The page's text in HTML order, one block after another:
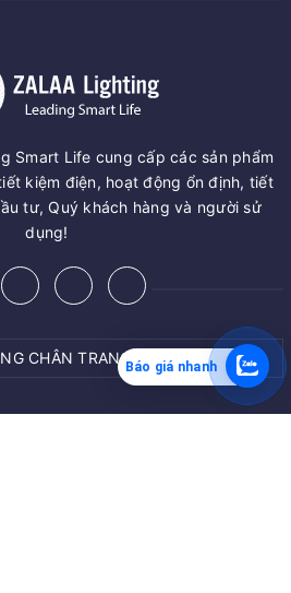
Smart Life cung cấp các sản phẩm
kiệm điện, hoạt động ổn định, tiết
tư, Quý khách hàng và người sử
dụng!
CHÂN TRANGBáo giá nhanh